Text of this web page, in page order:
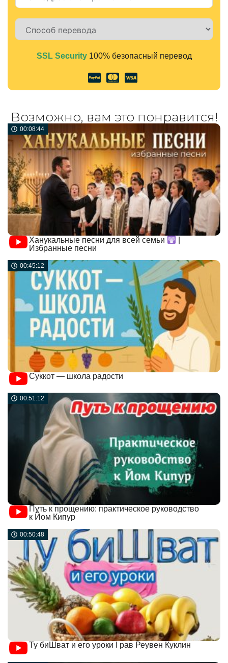
Alternative:
SSL Security100% безопасный перевод
Возможно, вам это понравится!
00:08:44
Ханукальные песни для всей семьи
Избранные песни
00:45:12
Суккот — школа радости
00:51:12
Путь к прощению: практическое руководство
к Йом Кипур
00:50:48
Ту биШват и его уроки I рав Реувен Куклин